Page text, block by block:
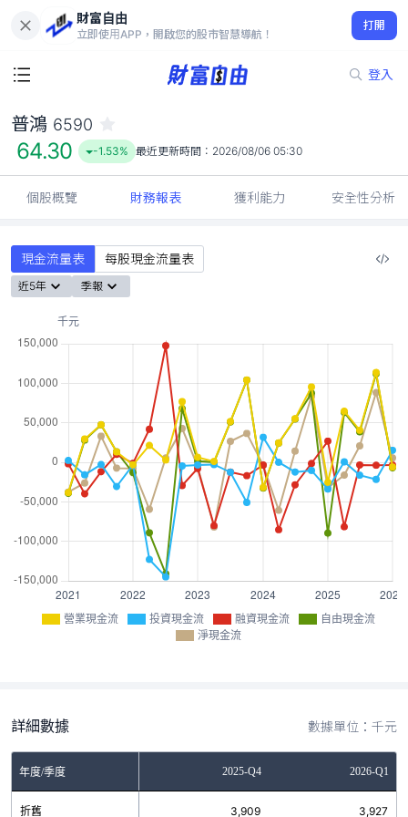
財富自由
立即使用APP，開啟您的股市智慧導航！
打開
登入
64.30
-1.53%
普鴻 6590
64.30 -1.53% 最近更新時間： 2026/08/06 05:30
個股概覽 財務報表 獲利能力 安全性分析
現金流量表 每股現金流量表
近5年 季報
營業現金流 投資現金流 融資現金流
自由現金流
淨現金流
詳細數據 數據單位：千元
年度/季度 2025-Q4 2026-Q1
折舊 3,909 3,927